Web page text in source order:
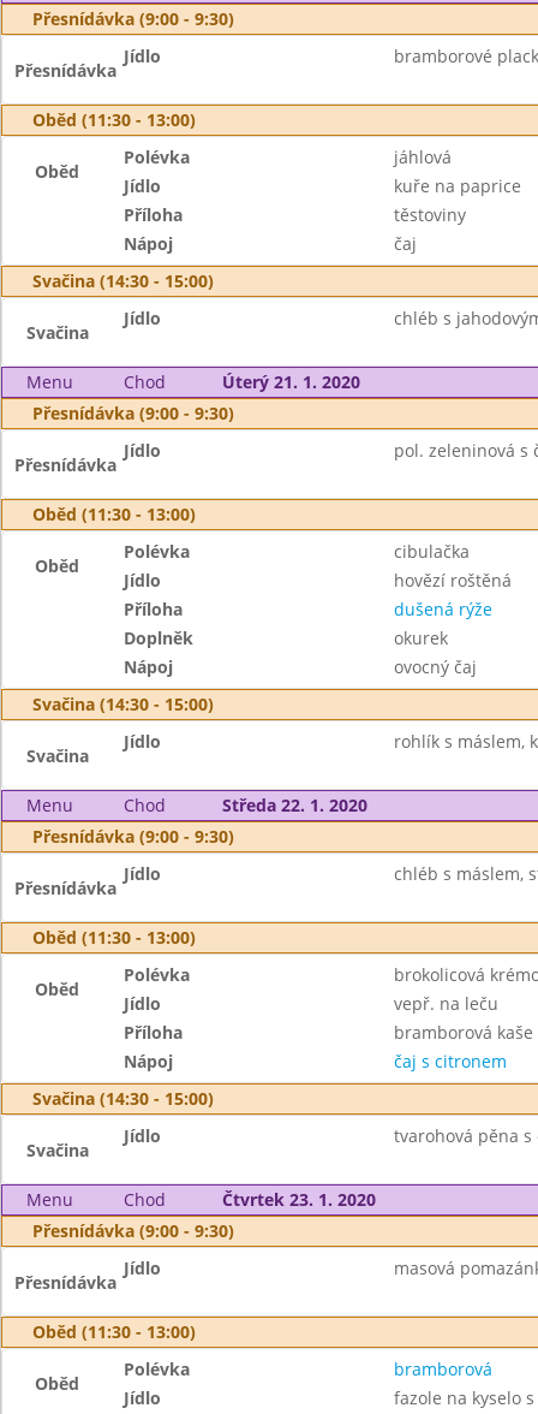
Přesnídávka (9:00 - 9:30)
Přesnídávka
Jídlo bramborové
Oběd (11:30 - 13:00)
Oběd
Polévka
jáhlová
Jídlo
kuře na paprice
Příloha
těstoviny
Nápoj
čaj
Svačina (14:30 - 15:00)
Svačina
Jídlo chléb s
Menu Chod
Úterý 21. 1. 2020
Přesnídávka (9:00 - 9:30)
Přesnídávka
Jídlo pol. zeleninová s
Oběd (11:30 - 13:00)
Oběd
Polévka
cibulačka
Jídlo
hovězí roštěná
Příloha
dušená rýže
Doplněk
okurek
Nápoj
ovocný čaj
Svačina (14:30 - 15:00)
Svačina
Jídlo rohlík s máslem,
Menu Chod
Středa 22. 1. 2020
Přesnídávka (9:00 - 9:30)
Přesnídávka
Jídlo chléb s máslem,
Oběd (11:30 - 13:00)
Oběd
Polévka
brokolicová
Jídlo
vepř. na leču
Příloha
bramborová kaše
Nápoj
čaj s citronem
Svačina (14:30 - 15:00)
Svačina
Jídlo tvarohová pěna s
Menu Chod
Čtvrtek 23. 1. 2020
Přesnídávka (9:00 - 9:30)
Přesnídávka
Jídlo masová
Oběd (11:30 - 13:00)
Oběd
Polévka
bramborová
Jídlo
fazole na kyselo